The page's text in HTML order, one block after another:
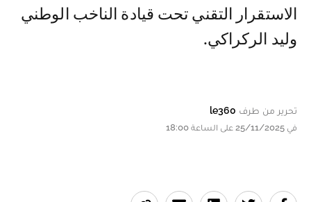
الاستقرار التقني تحت قيادة الناخب الوطني
وليد الركراكي.
تحرير من طرف le360
في 25/11/2025 على الساعة 18:00